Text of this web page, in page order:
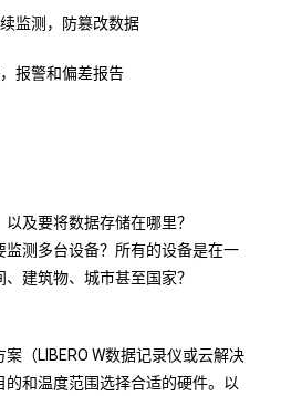
监测，防篡改数据
报警和偏差报告
及要将数据存储在哪里？
测多台设备？所有的设备是在一
建筑物、城市甚至国家？
（LIBERO W数据记录仪或云解决
和温度范围选择合适的硬件。以